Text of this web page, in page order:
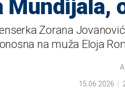
Mundijala,
Zorana
na muža Eloja
15.06.2026